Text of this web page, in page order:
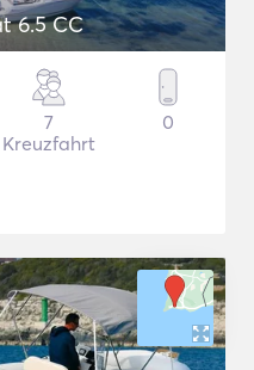
6.5 CC
7
Kreuzfahrt
0